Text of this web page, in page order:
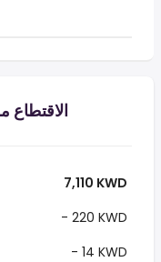
الاقتطاع من
7,110 KWD
- 220 KWD
- 14 KWD